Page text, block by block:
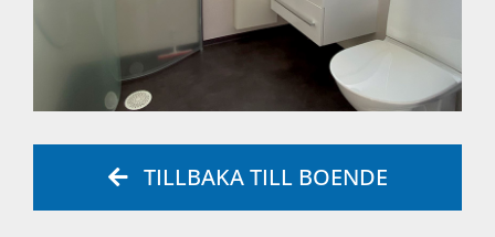
TILLBAKA TILL BOENDE